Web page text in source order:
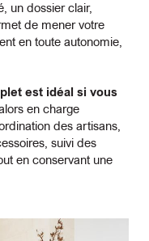
un dossier clair,
de mener votre
en toute autonomie,
est idéal si vous
en charge
des artisans,
suivi des
en conservant une